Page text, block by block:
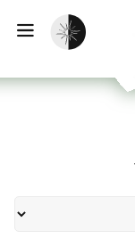
הפעלת מצב כהה